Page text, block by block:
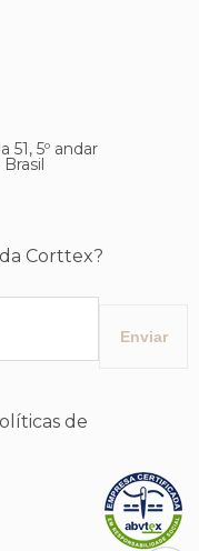
51, 5º andar
Corttex?
de